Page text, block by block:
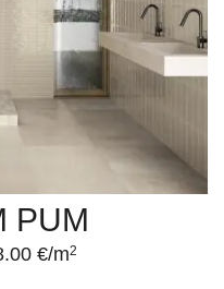
PUM
€/m2